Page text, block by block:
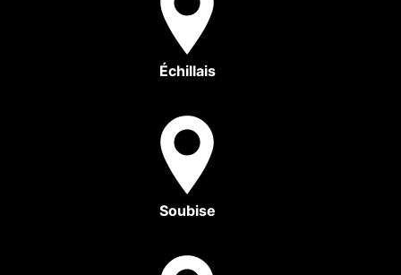
Échillais
Soubise